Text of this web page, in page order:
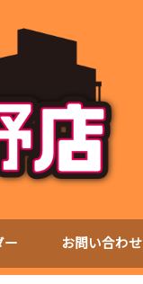
ー お問い合わせ